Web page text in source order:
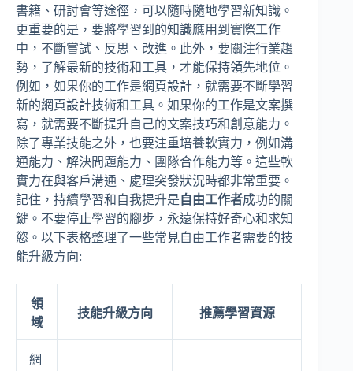
書籍、研討會等途徑，可以隨時隨地學習新知識。
更重要的是，要將學習到的知識應用到實際工作
中，不斷嘗試、反思、改進。此外，要關注行業趨
勢，了解最新的技術和工具，才能保持領先地位。
例如，如果你的工作是網頁設計，就需要不斷學習
新的網頁設計技術和工具。如果你的工作是文案撰
寫，就需要不斷提升自己的文案技巧和創意能力。
除了專業技能之外，也要注重培養軟實力，例如溝
通能力、解決問題能力、團隊合作能力等。這些軟
實力在與客戶溝通、處理突發狀況時都非常重要。
記住，持續學習和自我提升是 自由工作者成功的關
鍵。不要停止學習的腳步，永遠保持好奇心和求知
慾。以下表格整理了一些常見自由工作者需要的技
能升級方向:
領
域
技能升級方向 推薦學習資源
網